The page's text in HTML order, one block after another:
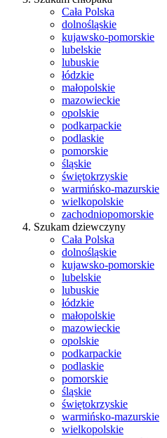
Cała Polska
dolnośląskie
kujawsko-pomorskie
lubelskie
lubuskie
łódzkie
małopolskie
mazowieckie
opolskie
podkarpackie
podlaskie
pomorskie
śląskie
świętokrzyskie
warmińsko-mazurskie
wielkopolskie
zachodniopomorskie
Szukam dziewczyny
Cała Polska
dolnośląskie
kujawsko-pomorskie
lubelskie
lubuskie
łódzkie
małopolskie
mazowieckie
opolskie
podkarpackie
podlaskie
pomorskie
śląskie
świętokrzyskie
warmińsko-mazurskie
wielkopolskie